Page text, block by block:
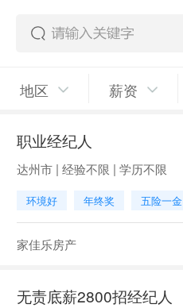
地区 薪资
职业经纪人
达州市 | 经验不限 | 学历不限
环境好 年终奖 五险一金
家佳乐房产
无责底薪2800招经纪人